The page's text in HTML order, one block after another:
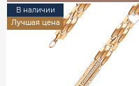
В наличии
Лучшая цена